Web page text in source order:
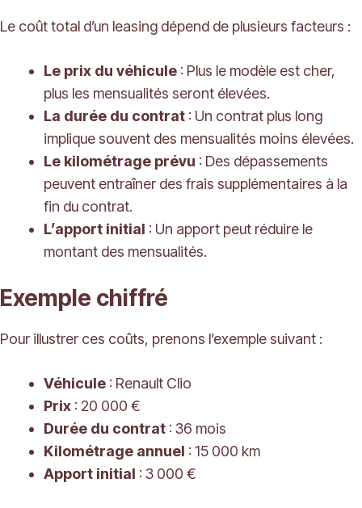
Le coût total d’un leasing dépend de plusieurs facteurs :
Le prix du véhicule : Plus le modèle est cher,
plus les mensualités seront élevées.
La durée du contrat : Un contrat plus long
implique souvent des mensualités moins élevées.
Le kilométrage prévu : Des dépassements
peuvent entraîner des frais supplémentaires à la
fin du contrat.
L’apport initial : Un apport peut réduire le
montant des mensualités.
Exemple chiffré
Pour illustrer ces coûts, prenons l’exemple suivant :
Véhicule : Renault Clio
Prix : 20 000 €
Durée du contrat : 36 mois
Kilométrage annuel : 15 000 km
Apport initial : 3 000 €